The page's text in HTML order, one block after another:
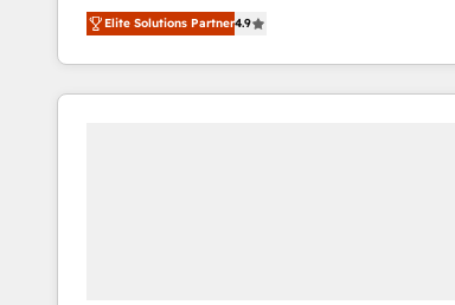
North America. Avec plus de 115 experts en
marketing automation, Growth, Revops, CRM et
webdesign. Markentive is both a consulting firm, a
digital agency and an integrator. With over 115
Elite Solutions Partner4.9